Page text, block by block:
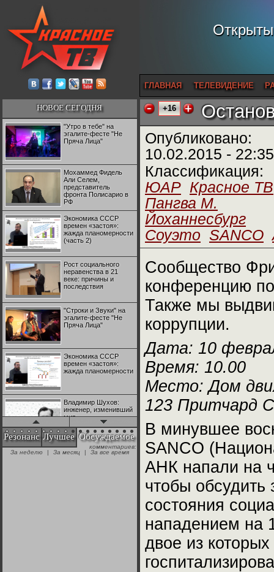
ГЛАВНАЯ ТЕЛЕВИДЕНИЕ
НОВОЕ СЕГОДНЯ
"Утро в тебе" на
эгалите-фесте "Не
Пряча Лица"
Мохаммед Фидель
Али Селем,
представитель
фронта Полисарио в
РФ
Экономика СССР
времен «застоя»:
жажда планомерности
(часть 2)
Рост социального
неравенства в 21
веке: причины и
последствия
"Строки и Звуки" на
эгалите-фесте "Не
Пряча Лица"
Экономика СССР
времен «застоя»:
жажда планомерности
Владимир Шухов:
инженер, изменивший
мир
"Аркадий Коц" на
эгалите-фесте "Не
Резонанс Лучшее Обсуждаемое
комментариев:
За неделю
| За месяц | За все время
+16
Опубликовано:
10.02.2015 - 22:35
Классификация:
ЮАР Красное ТВ
Пангва М.
Йоханнесбург
Соуэто SANCO
Сообщество
конференцию
Также мы
коррупции.
Дата: 10
Время: 10.00
Место: Дом
123 Притчард
В минувшее
SANCO
АНК напали на
чтобы обсудить
состояния
нападением на
двое из